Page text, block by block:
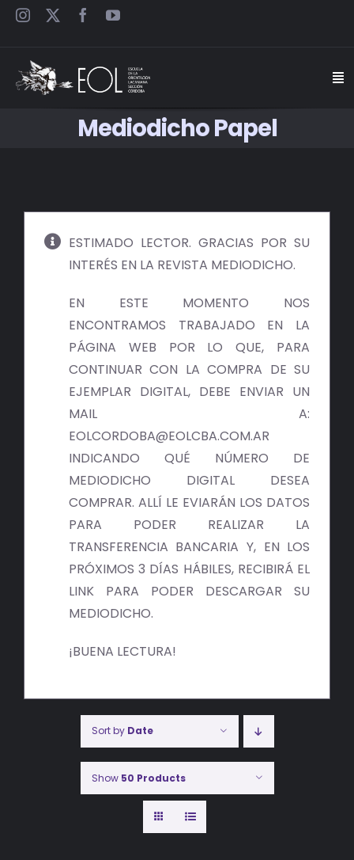
Saltar
JORNADAS
MEDIODICHO
ACTUALIDAD
CONTACTO
Mediodicho Papel
ESTIMADO LECTOR. GRACIAS POR SU
INTERÉS EN LA REVISTA MEDIODICHO.
EN ESTE MOMENTO NOS
ENCONTRAMOS TRABAJADO EN LA
PÁGINA WEB POR LO QUE, PARA
CONTINUAR CON LA COMPRA DE SU
EJEMPLAR DIGITAL, DEBE ENVIAR UN
MAIL A:
EOLCORDOBA@EOLCBA.COM.AR
INDICANDO QUÉ NÚMERO DE
MEDIODICHO DIGITAL DESEA
COMPRAR. ALLÍ LE EVIARÁN LOS DATOS
PARA PODER REALIZAR LA
TRANSFERENCIA BANCARIA Y, EN LOS
PRÓXIMOS 3 DÍAS HÁBILES, RECIBIRÁ EL
LINK PARA PODER DESCARGAR SU
MEDIODICHO.
¡BUENA LECTURA!
Sort by Date
Show 50 Products